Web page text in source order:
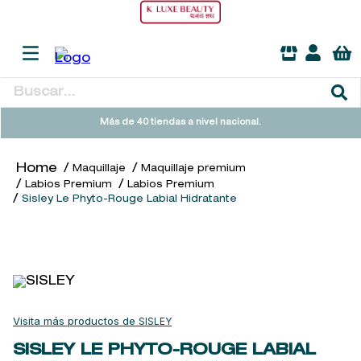
Buscar...
Más de 40 tiendas a nivel nacional.
Maquillaje
Maquillaje premium
Labios Premium
Labios Premium
Sisley Le Phyto-Rouge Labial Hidratante
SISLEY
SISLEY LE PHYTO-ROUGE LABIAL
TÉRMINOS MÁS BUSCADOS
2.
sol ipanema
.
cleanance
6.
woods of windsor
7.
kool beauty serum
8.
ysl